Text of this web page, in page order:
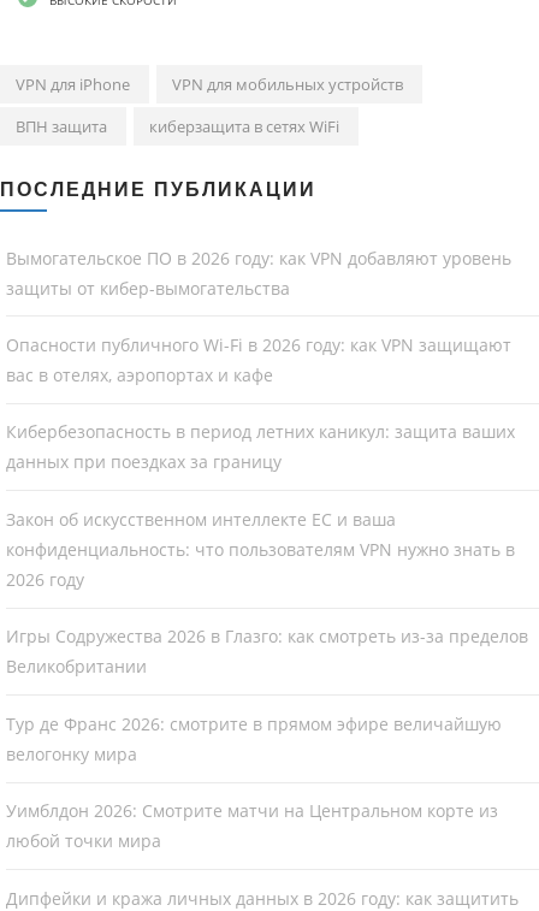
VPN для iPhone
VPN для мобильных устройств
ВПН защита
киберзащита в сетях WiFi
ПОСЛЕДНИЕ ПУБЛИКАЦИИ
Вымогательское ПО в 2026 году: как VPN добавляют уровень
защиты от кибер-вымогательства
Опасности публичного Wi-Fi в 2026 году: как VPN защищают
вас в отелях, аэропортах и кафе
Кибербезопасность в период летних каникул: защита ваших
данных при поездках за границу
Закон об искусственном интеллекте ЕС и ваша
конфиденциальность: что пользователям VPN нужно знать в
2026 году
Игры Содружества 2026 в Глазго: как смотреть из-за пределов
Великобритании
Тур де Франс 2026: смотрите в прямом эфире величайшую
велогонку мира
Уимблдон 2026: Смотрите матчи на Центральном корте из
любой точки мира
Дипфейки и кража личных данных в 2026 году: как защитить